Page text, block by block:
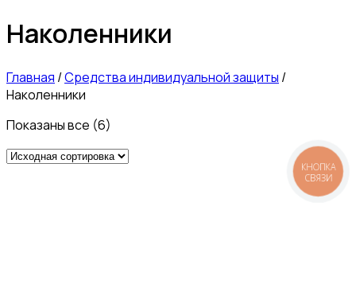
Наколенники
Главная /Средства индивидуальной защиты /
Наколенники
Показаны все (6)
КНОПКА
СВЯЗИ